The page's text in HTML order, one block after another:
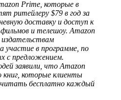
Prime, которые в
ритейлеру $79 в год за
доставку и доступ к
и телешоу. Amazon
участие в программе, по
с предложением.
заявили, что Amazon
книг, которые клиенты
читать бесплатно каждый